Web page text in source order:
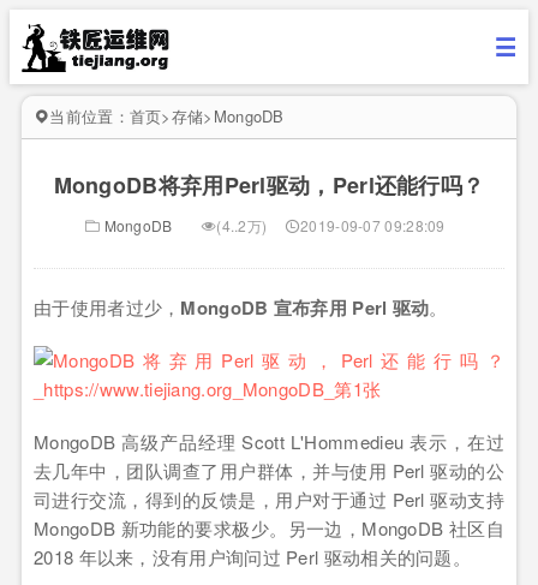
当前位置： 首页>存储> MongoDB
MongoDB将弃用Perl驱动，Perl还能行吗？
MongoDB (4..2万) 2019-09-07 09:28:09
由于使用者过少， MongoDB 宣布弃用 Perl 驱动。
MongoDB 高级产品经理 Scott L'Hommedieu 表示，在过
去几年中，团队调查了用户群体，并与使用 Perl 驱动的公
司进行交流，得到的反馈是，用户对于通过 Perl 驱动支持
MongoDB 新功能的要求极少。另一边，MongoDB 社区自
2018 年以来，没有用户询问过 Perl 驱动相关的问题。